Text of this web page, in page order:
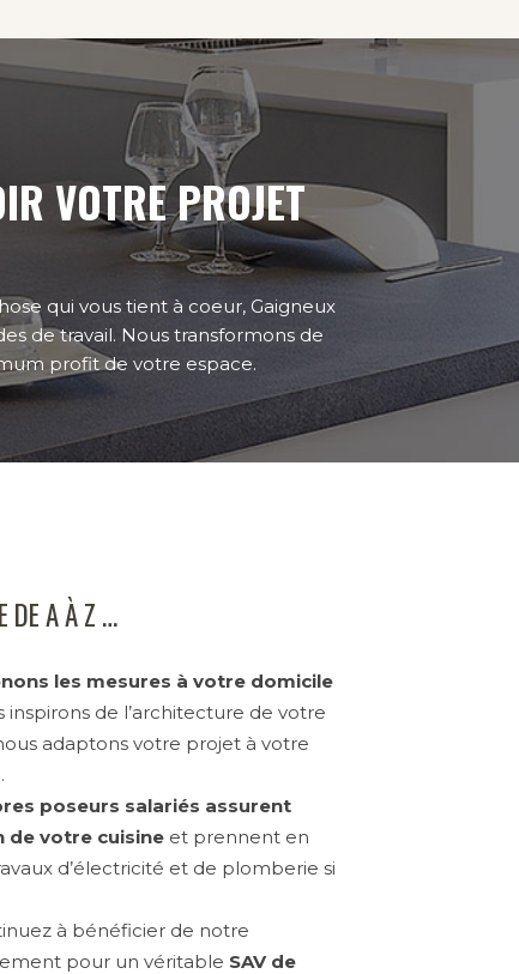
VOTRE PROJET
qui vous tient à coeur, Gaigneux
de travail. Nous transformons de
profit de votre espace.
DE A À Z …
les mesures à votre domicile
inspirons de l’architecture de votre
adaptons votre projet à votre
poseurs salariés assurent
de votre cuisineet prennent en
d’électricité et de plomberie si
à bénéficier de notre
pour un véritable SAV de